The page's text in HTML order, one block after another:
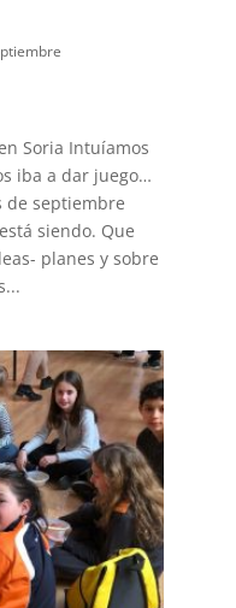
Soria Intuíamos
iba a dar juego…
de septiembre
siendo. Que
planes y sobre